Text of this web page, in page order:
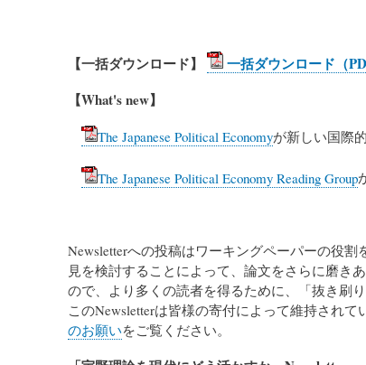
【一括ダウンロード】
一括ダウンロード（
【What's new】
The Japanese Political Economyが新しい国際
The Japanese Political Economy Reading Group
Newsletterへの投稿はワーキングペーパーの役割
見を検討することによって、論文をさらに磨き
ので、より多くの読者を得るために、「抜き刷
このNewsletterは皆様の寄付によって維持され
のお願いをご覧ください。